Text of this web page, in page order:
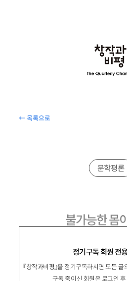
← 목록으로
정기구독 회원 전
『창작과비평』을 정기구독하시면 모든
구독 중이신 회원은 로그인
문학평론
불가능한 몸